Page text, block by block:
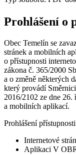
Prohlášení o
Obec Temelín se
stránek a mobilních
o přístupnosti
zákona č. 365/2000
a o změně některých
který provádí
2016/2102 ze dne
a mobilních aplikací.
Prohlášení
Internetové
Aplikaci V